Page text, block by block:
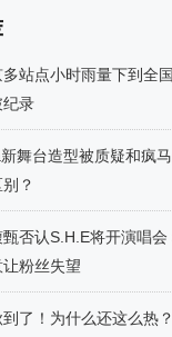
站点小时雨量下到全
纪录
舞台造型被质疑和疯
？
甄否认S.H.E将开演唱会
粉丝失望
到了！为什么还这么热